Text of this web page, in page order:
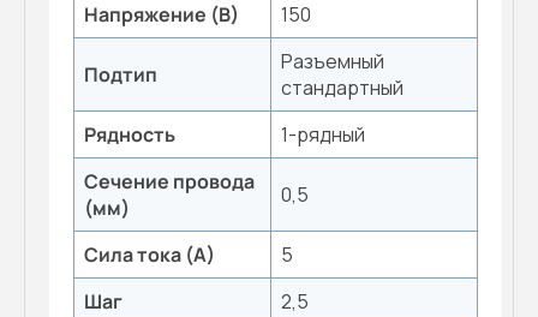
Напряжение (В) 150
Подтип
Разъемный
стандартный
Рядность
1-рядный
Сечение провода
(мм)
0,5
Сила тока (А)
5
Шаг
2,5